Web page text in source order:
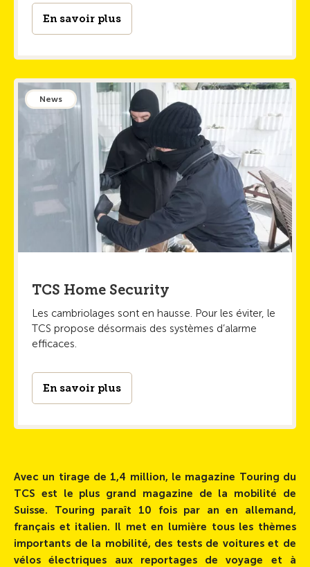
En savoir plus
News
TCS Home Security
Les cambriolages sont en hausse. Pour les éviter, le
TCS propose désormais des systèmes d’alarme
efficaces.
En savoir plus
Avec un tirage de 1,4 million, le magazine Touring du
TCS est le plus grand magazine de la mobilité de
Suisse. Touring paraît 10 fois par an en allemand,
français et italien. Il met en lumière tous les thèmes
importants de la mobilité, des tests de voitures et de
vélos électriques aux reportages de voyage et à